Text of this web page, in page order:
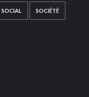
SOCIAL SOCIÉTÉ